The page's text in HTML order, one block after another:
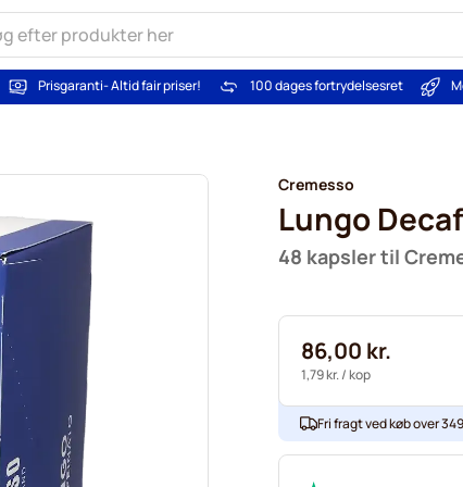
Prisgaranti- Altid fair priser! 100 dages fortrydelsesret
Cremesso
Lungo
48 kapsler til
86,00 kr.
1,79 kr./ kop
Fri fragt ved køb over